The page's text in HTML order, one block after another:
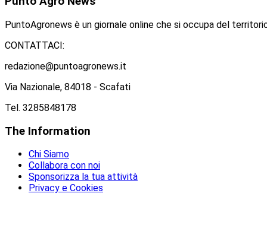
PuntoAgronews è un giornale online che si occupa del
CONTATTACI:
redazione@puntoagronews.it
Via Nazionale, 84018 - Scafati
Tel. 3285848178
The Information
Chi Siamo
Collabora con noi
Sponsorizza la tua attività
Privacy e Cookies